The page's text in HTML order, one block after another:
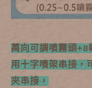
萬向可調噴霧頭+8
用十字噴架串接，
夾串接，